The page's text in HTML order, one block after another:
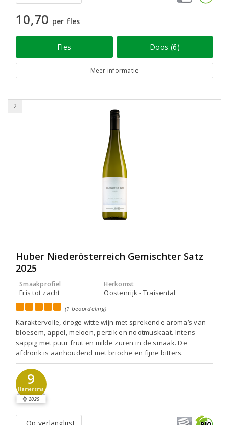
10,70 per fles
Fles Doos (6)
Meer informatie
2
Huber Niederösterreich Gemischter Satz
2025
Smaakprofiel
Fris tot zacht
Herkomst
Oostenrijk - Traisental
(1 beoordeling)
Karaktervolle, droge witte wijn met sprekende aroma’s van
bloesem, appel, meloen, perzik en nootmuskaat. Intens
sappig met puur fruit en milde zuren in de smaak. De
afdronk is aanhoudend met brioche en fijne bitters.
9
Hamersma
2025